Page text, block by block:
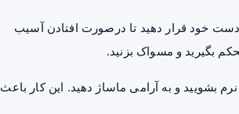
خود قرار دهید تا درصورت افتادن آسیب
بگیرید و مسواک بزنید.
بشویید و به آرامی ماساژ دهید. این کار باعث